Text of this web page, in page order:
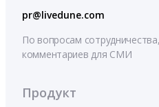
pr@livedune.com
По вопросам сотрудничества,
комментариев для СМИ
Продукт